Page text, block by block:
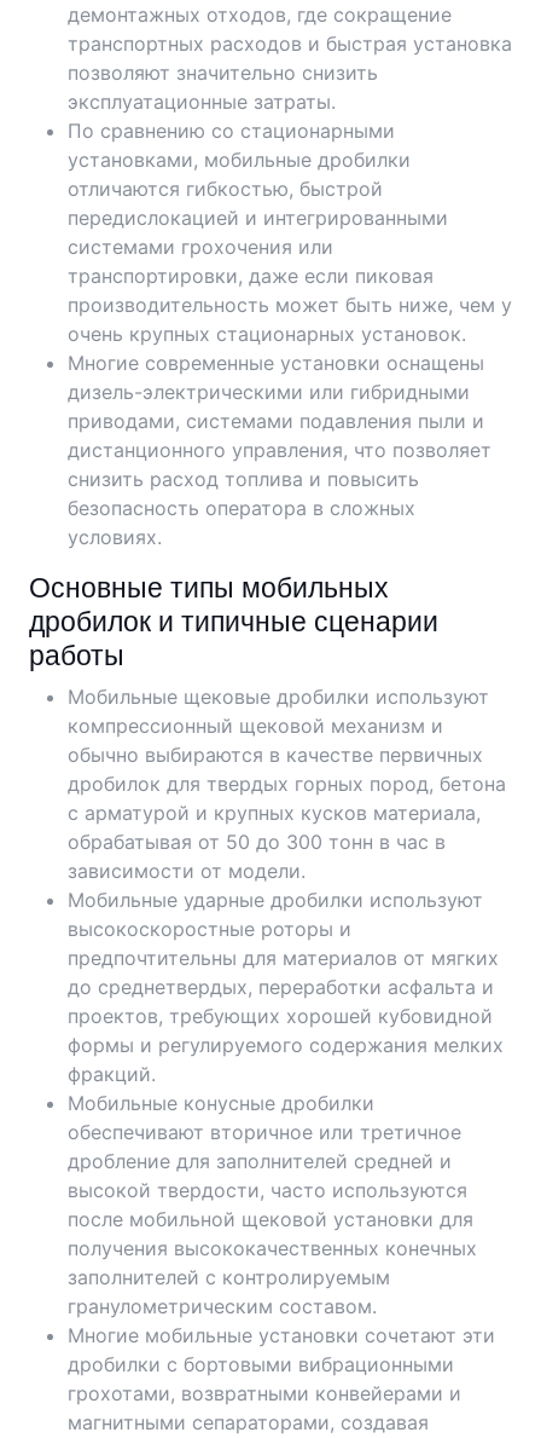
демонтажных отходов, где сокращение
транспортных расходов и быстрая установка
позволяют значительно снизить
эксплуатационные затраты.
По сравнению со стационарными
установками, мобильные дробилки
отличаются гибкостью, быстрой
передислокацией и интегрированными
системами грохочения или
транспортировки, даже если пиковая
производительность может быть ниже, чем у
очень крупных стационарных установок.
Многие современные установки оснащены
дизель-электрическими или гибридными
приводами, системами подавления пыли и
дистанционного управления, что позволяет
снизить расход топлива и повысить
безопасность оператора в сложных
условиях.
Основные типы мобильных
дробилок и типичные сценарии
работы
Мобильные щековые дробилки используют
компрессионный щековой механизм и
обычно выбираются в качестве первичных
дробилок для твердых горных пород, бетона
с арматурой и крупных кусков материала,
обрабатывая от 50 до 300 тонн в час в
зависимости от модели.
Мобильные ударные дробилки используют
высокоскоростные роторы и
предпочтительны для материалов от мягких
до среднетвердых, переработки асфальта и
проектов, требующих хорошей кубовидной
формы и регулируемого содержания мелких
фракций.
Мобильные конусные дробилки
обеспечивают вторичное или третичное
дробление для заполнителей средней и
высокой твердости, часто используются
после мобильной щековой установки для
получения высококачественных конечных
заполнителей с контролируемым
гранулометрическим составом.
Многие мобильные установки сочетают эти
дробилки с бортовыми вибрационными
грохотами, возвратными конвейерами и
магнитными сепараторами, создавая